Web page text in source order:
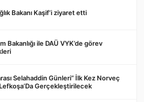
Bakanı Kaşif’i ziyaret etti
Bakanlığı ile DAÜ VYK’de görev
Selahaddin Günleri” İlk Kez Norveç
Lefkoşa’Da Gerçekleştirilecek